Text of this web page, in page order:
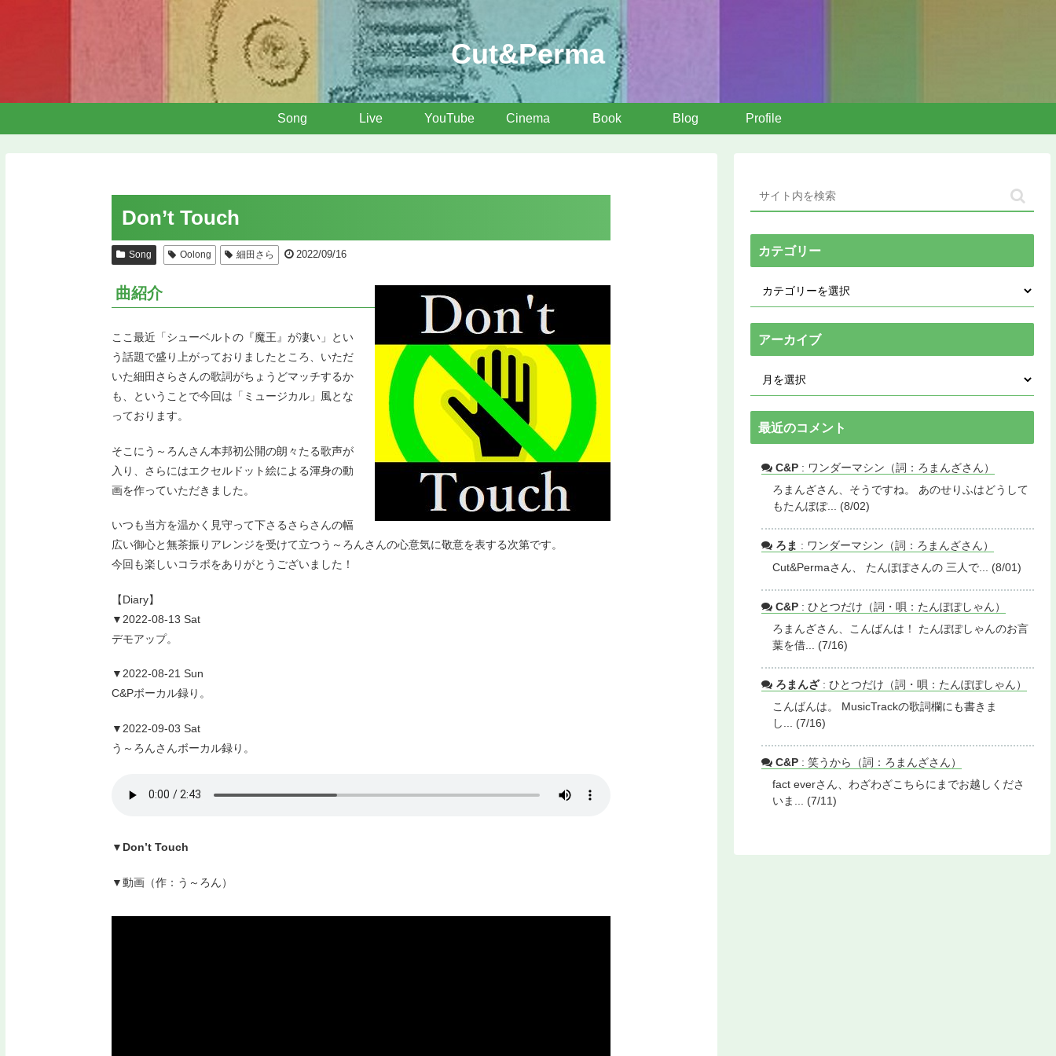
Cut&Perma
Song Live YouTube Cinema Book Blog Profile
Don’t Touch
Song Oolong 細田さら 2022/09/16
曲紹介
ここ最近「シューベルトの『魔王』が凄い」とい
う話題で盛り上がっておりましたところ、いただ
いた細田さらさんの歌詞がちょうどマッチするか
も、ということで今回は「ミュージカル」風とな
っております。
そこにう～ろんさん本邦初公開の朗々たる歌声が
入り、さらにはエクセルドット絵による渾身の動
画を作っていただきました。
いつも当方を温かく見守って下さるさらさんの幅
広い御心と無茶振りアレンジを受けて立つう～ろんさんの心意気に敬意を表する次第です。
今回も楽しいコラボをありがとうございました！
【Diary】
▼2022-08-13 Sat
デモアップ。
▼2022-08-21 Sun
C&Pボーカル録り。
▼2022-09-03 Sat
う～ろんさんボーカル録り。
▼Don’t Touch
▼動画（作：う～ろん）
カテゴリー
アーカイブ
最近のコメント
C&P : ワンダーマシン（詞：ろまんざさん）
ろまんざさん、そうですね。 あのせりふはどうして
もたんぽぽ... (8/02)
ろま : ワンダーマシン（詞：ろまんざさん）
Cut&Permaさん、 たんぽぽさんの 三人で... (8/01)
C&P : ひとつだけ（詞・唄：たんぽぽしゃん）
ろまんざさん、こんばんは！ たんぽぽしゃんのお言
葉を借... (7/16)
ろまんざ: ひとつだけ（詞・唄：たんぽぽしゃん）
こんばんは。 MusicTrackの歌詞欄にも書きま
し... (7/16)
C&P : 笑うから（詞：ろまんざさん）
fact everさん、わざわざこちらにまでお越しくださ
いま... (7/11)